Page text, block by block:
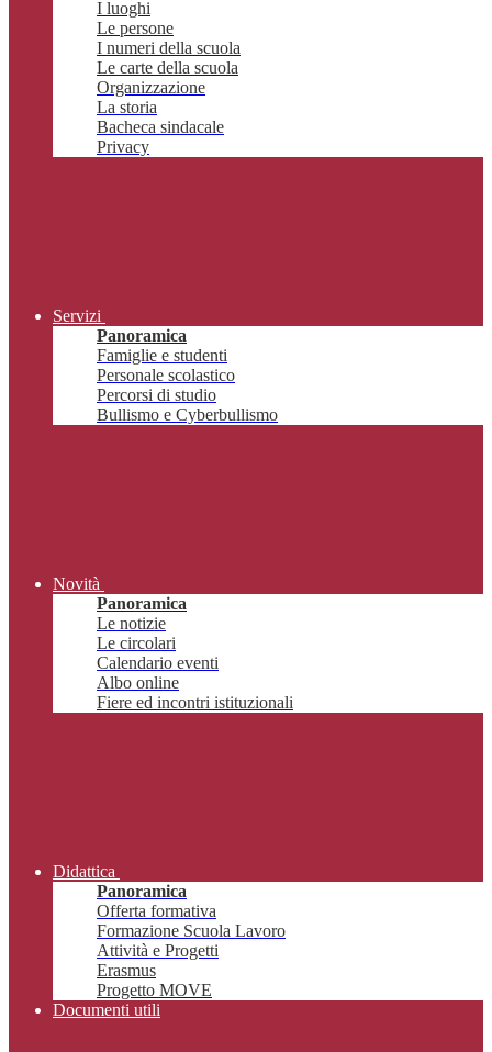
I luoghi
Le persone
I numeri della scuola
Le carte della scuola
Organizzazione
La storia
Bacheca sindacale
Privacy
Servizi
Panoramica
Famiglie e studenti
Personale scolastico
Percorsi di studio
Bullismo e Cyberbullismo
Novità
Panoramica
Le notizie
Le circolari
Calendario eventi
Albo online
Fiere ed incontri istituzionali
Didattica
Panoramica
Offerta formativa
Formazione Scuola Lavoro
Attività e Progetti
Erasmus
Progetto MOVE
Documenti utili